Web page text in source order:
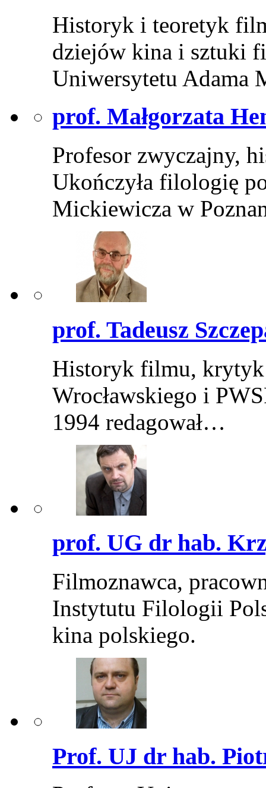
Historyk i teoretyk
dziejów kina i sztuki
Uniwersytetu
prof. Małgorzata
Profesor zwyczajny,
Ukończyła filologię
Mickiewicza w
prof. Tadeusz
Historyk filmu, krytyk
Wrocławskiego i
1994 redagował…
prof. UG dr hab.
Filmoznawca,
Instytutu Filologii
kina polskiego.
Prof. UJ dr hab.